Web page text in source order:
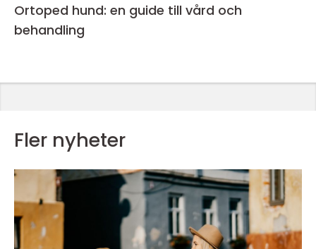
Ortoped hund: en guide till vård och
behandling
Fler nyheter